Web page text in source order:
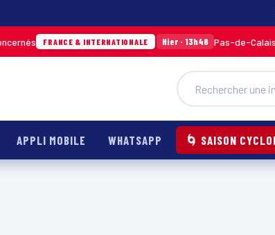
FRANCE & INTERNATIONALE Hier · 13h46 Pas-de-Calais : un
APPLI MOBILE WHATSAPP 🌀 SAISON